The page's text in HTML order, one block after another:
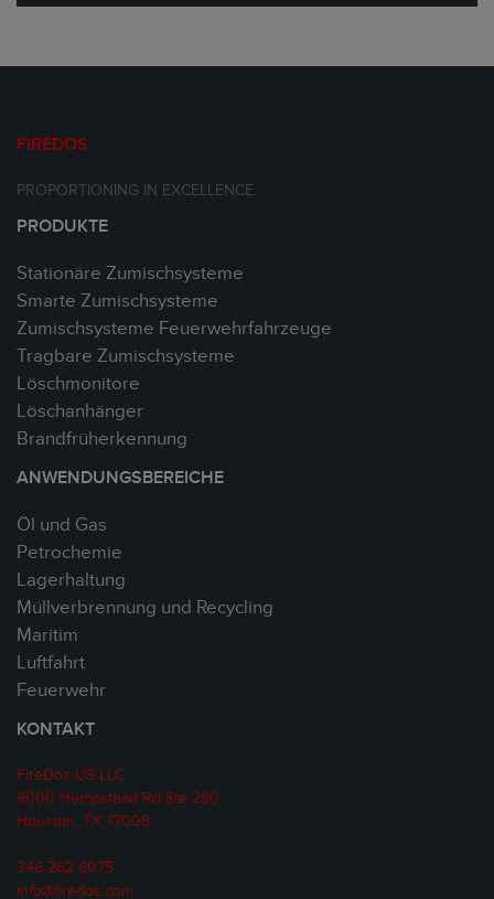
FIREDOS
PROPORTIONING IN EXCELLENCE.
PRODUKTE
Stationäre Zumischsysteme
Smarte Zumischsysteme
Zumischsysteme Feuerwehrfahrzeuge
Tragbare Zumischsysteme
Löschmonitore
Löschanhänger
Brandfrüherkennung
ANWENDUNGSBEREICHE
Öl und Gas
Petrochemie
Lagerhaltung
Müllverbrennung und Recycling
Maritim
Luftfahrt
Feuerwehr
KONTAKT
FireDos US LLC
9000 Hempstead Rd Ste 280
Houston, TX 77008
346 262 6075
info@firedos.com